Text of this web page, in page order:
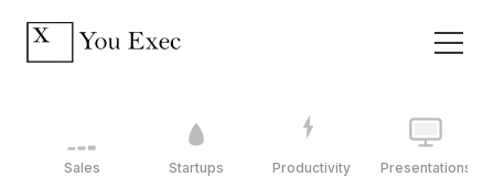
Sales Startups Productivity Presentations